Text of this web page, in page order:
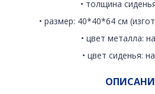
• толщина
• размер: 40*40*64 см
• цвет металла:
• цвет сиденья: